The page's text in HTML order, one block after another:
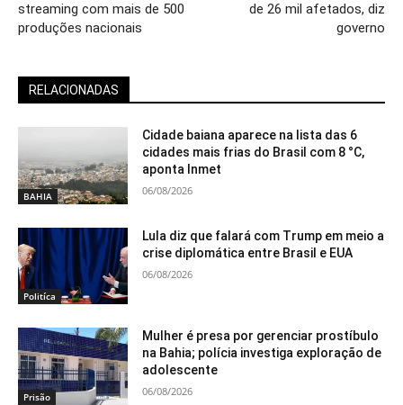
streaming com mais de 500
produções nacionais
de 26 mil afetados, diz
governo
RELACIONADAS
BAHIA
Cidade baiana aparece na lista das 6
cidades mais frias do Brasil com 8 °C,
aponta Inmet
06/08/2026
Politíca
Lula diz que falará com Trump em meio a
crise diplomática entre Brasil e EUA
06/08/2026
Prisão
Mulher é presa por gerenciar prostíbulo
na Bahia; polícia investiga exploração de
adolescente
06/08/2026